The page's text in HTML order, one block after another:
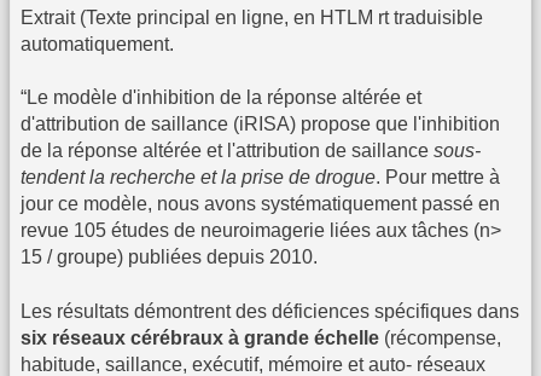
Extrait (Texte principal en ligne, en HTLM rt traduisible
automatiquement.
“Le modèle d'inhibition de la réponse altérée et
d'attribution de saillance (iRISA) propose que l'inhibition
de la réponse altérée et l'attribution de saillance sous-
tendent la recherche et la prise de drogue. Pour mettre à
jour ce modèle, nous avons systématiquement passé en
revue 105 études de neuroimagerie liées aux tâches (n>
15 / groupe) publiées depuis 2010.
Les résultats démontrent des déficiences spécifiques dans
six réseaux cérébraux à grande échelle (récompense,
habitude, saillance, exécutif, mémoire et auto- réseaux